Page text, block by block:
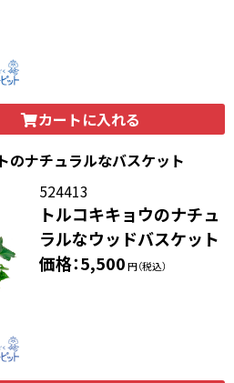
カートに入れる
のナチュラルなバスケット
524413
トルコキキョウのナチュ
ラルなウッドバスケット
価格：5,500円（税込）